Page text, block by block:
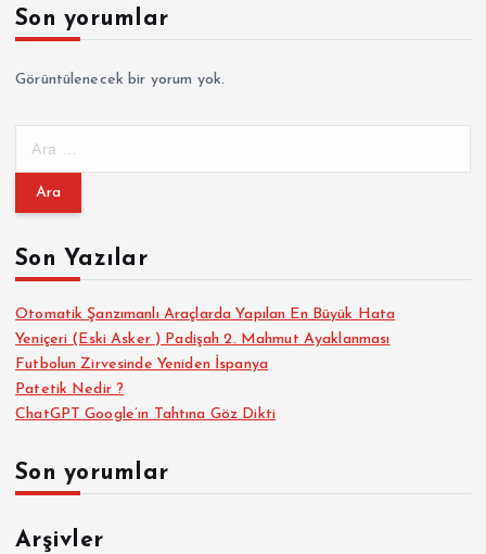
Son yorumlar
Görüntülenecek bir yorum yok.
m
:Son Yazılar
Otomatik Şanzımanlı Araçlarda Yapılan En Büyük Hata
Yeniçeri (Eski Asker ) Padişah 2. Mahmut Ayaklanması
Futbolun Zirvesinde Yeniden İspanya
Patetik Nedir ?
ChatGPT Google’ın Tahtına Göz Dikti
Son yorumlar
Arşivler